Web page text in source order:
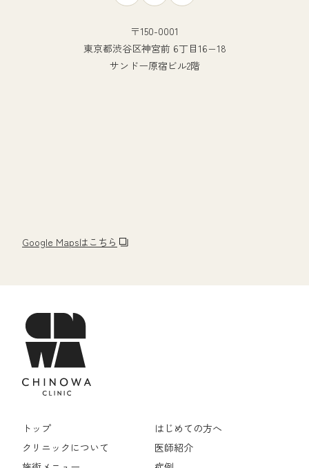
Google Mapsはこちら
〒150-0001
東京都渋谷区神宮前 6丁目16−18
サンドー原宿ビル2階
トップ
はじめての方へ
クリニックについて
医師紹介